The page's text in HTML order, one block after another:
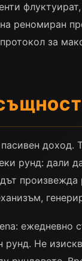
реномиран
за
рунд: дали
ежедневно
рунд. Не